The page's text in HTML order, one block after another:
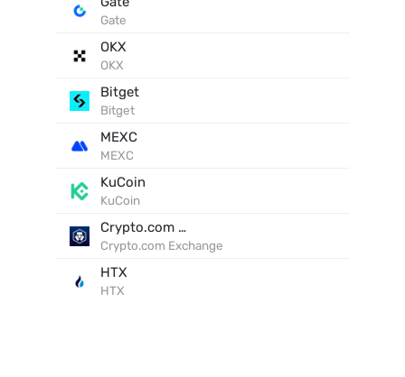
Gate
OKX
OKX
Bitget
Bitget
MEXC
MEXC
KuCoin
KuCoin
Crypto.com Exchange
Crypto.com Exchange
HTX
HTX